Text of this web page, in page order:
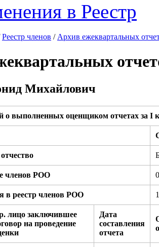
в Реестр
Реестр членов / Архив ежеквартальных
Михайлович
о выполненных оценщиком отчетах за I
членов РОО
в реестр членов РОО
лицо заключившее
на проведение
Дата
составления
отчета